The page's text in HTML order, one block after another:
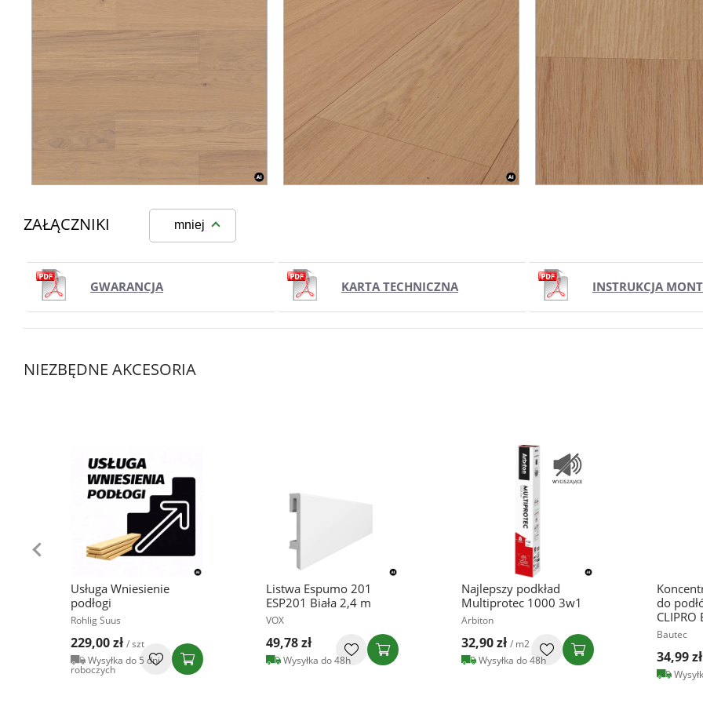
ZAŁĄCZNIKI mniej
GWARANCJA KARTA TECHNICZNA INSTRUKCJA
NIEZBĘDNE AKCESORIA
Usługa Wniesienie
podłogi
Rohlig Suus
229,00 zł / szt
Wysyłka do 5 dni
roboczych
Listwa Espumo 201
ESP201 Biała 2,4 m
VOX
49,78 zł
Wysyłka do 48h
Najlepszy podkład
Multiprotec 1000 3w1
Arbiton
32,90 zł / m2
Wysyłka do 48h
do
Bautec
34,99 zł